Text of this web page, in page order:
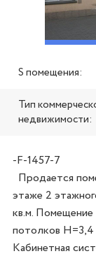
S помещения:
Тип
недвижимости:
-F-1457-7
этаже 2
кв.м.
потолков Н=3,4
Кабинетная